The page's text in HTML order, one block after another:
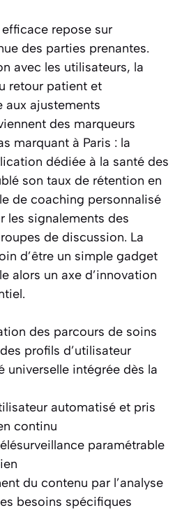
repose sur
des parties prenantes.
avec les utilisateurs, la
retour patient et
aux ajustements
des marqueurs
marquant à Paris : la
dédiée à la santé des
son taux de rétention en
de coaching personnalisé
les signalements des
de discussion. La
d’être un simple gadget
alors un axe d’innovation
des parcours de soins
profils d’utilisateur
universelle intégrée dès la
automatisé et pris
continu
paramétrable
du contenu par l’analyse
besoins spécifiques